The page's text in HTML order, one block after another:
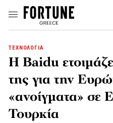
ΤΕΧΝΟΛΟΓΙΑ
Η Baidu
της για την
«ανοίγματα» σε
Τουρκία